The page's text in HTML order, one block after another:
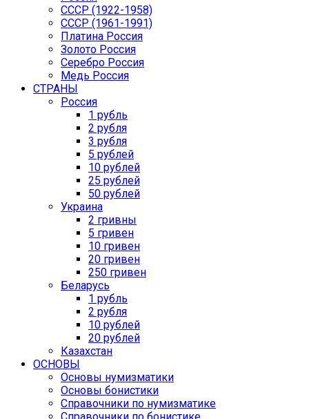
СССР (1922-1958)
CCCР (1961-1991)
Платина Россия
Золото Россия
Серебро Россия
Медь Россия
СТРАНЫ
Россия
1 рубль
2 рубля
3 рубля
5 рублей
10 рублей
25 рублей
50 рублей
Украина
2 гривны
5 гривен
10 гривен
20 гривен
250 гривен
Беларусь
1 рубль
2 рубля
10 рублей
20 рублей
Казахстан
ОСНОВЫ
Основы нумизматики
Основы бонистики
Справочники по нумизматике
Справочники по бонистике